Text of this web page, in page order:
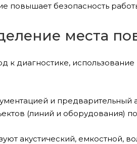
повышает безопасность
места
к диагностике,
и предварительный
(линий и
акустический, емкостной,